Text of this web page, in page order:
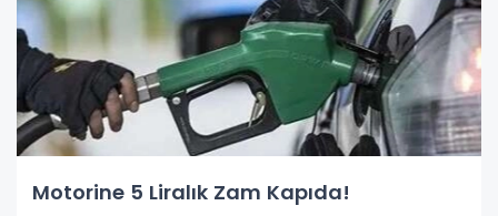
Motorine 5 Liralık Zam Kapıda!